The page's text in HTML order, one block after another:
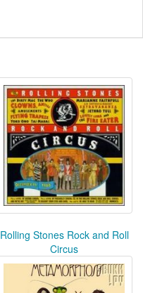
Rolling Stones Rock and Roll
Circus